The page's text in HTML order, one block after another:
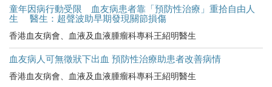
童年因病行動受限 血友病患者靠「預防性治療」重拾自由人
生 醫生：超聲波助早期發現關節損傷
香港血友病會、血液及血液腫瘤科專科王紹明醫生
血友病人可無徵狀下出血 預防性治療助患者改善病情
香港血友病會、血液及血液腫瘤科專科王紹明醫生